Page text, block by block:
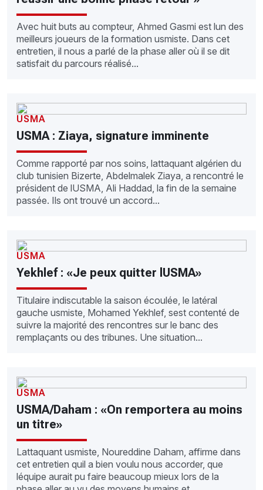
Avec huit buts au compteur, Ahmed Gasmi est lun des
meilleurs joueurs de la formation usmiste. Dans cet
entretien, il nous a parlé de la phase aller où il se dit
satisfait du parcours réalisé...
USMA
USMA : Ziaya, signature imminente
Comme rapporté par nos soins, lattaquant algérien du
club tunisien Bizerte, Abdelmalek Ziaya, a rencontré le
président de lUSMA, Ali Haddad, la fin de la semaine
passée. Ils ont trouvé un accord...
USMA
Yekhlef : «Je peux quitter lUSMA»
Titulaire indiscutable la saison écoulée, le latéral
gauche usmiste, Mohamed Yekhlef, sest contenté de
suivre la majorité des rencontres sur le banc des
remplaçants ou des tribunes. Une situation...
USMA
USMA/Daham : «On remportera au moins
un titre»
Lattaquant usmiste, Noureddine Daham, affirme dans
cet entretien quil a bien voulu nous accorder, que
léquipe aurait pu faire beaucoup mieux lors de la